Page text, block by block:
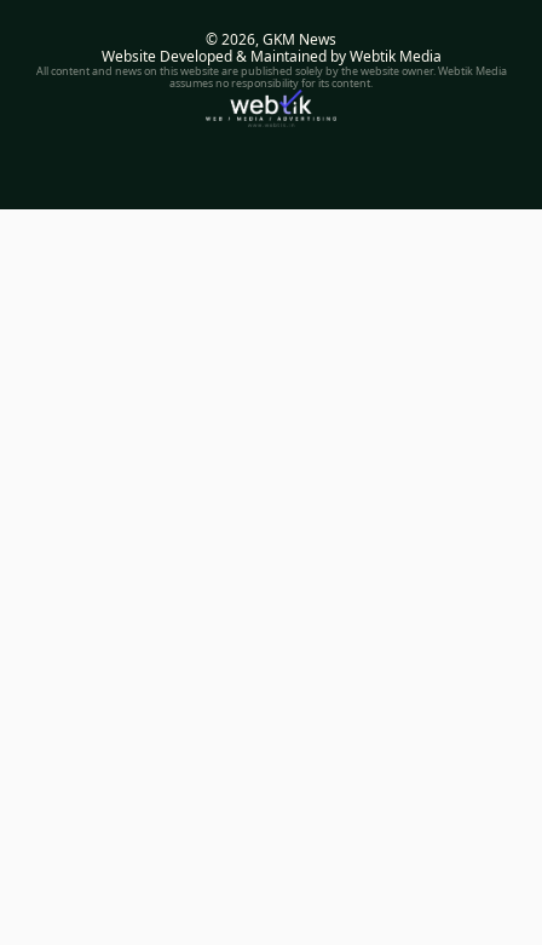
© 2026,GKM News
Website Developed & Maintained by Webtik Media
All content and news on this website are published solely by the website owner. Webtik Media
assumes no responsibility for its content.